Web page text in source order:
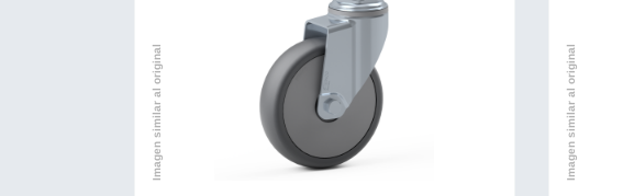
Imagen similar al original Imagen similar al original